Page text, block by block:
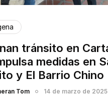
tránsito en
medidas en
y El Barrio Chino
Tom
14 de marzo de 2025